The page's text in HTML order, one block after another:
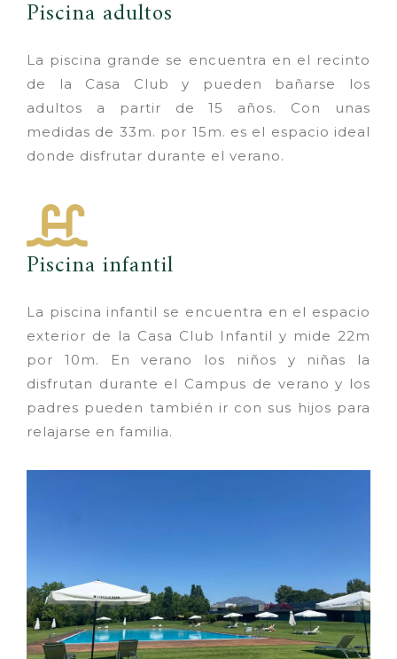
Piscina adultos
La piscina grande se encuentra en el recinto
de la Casa Club y pueden bañarse los
adultos a partir de 15 años. Con unas
medidas de 33m. por 15m. es el espacio ideal
donde disfrutar durante el verano.
Piscina infantil
La piscina infantil se encuentra en el espacio
exterior de la Casa Club Infantil y mide 22m
por 10m. En verano los niños y niñas la
disfrutan durante el Campus de verano y los
padres pueden también ir con sus hijos para
relajarse en familia.